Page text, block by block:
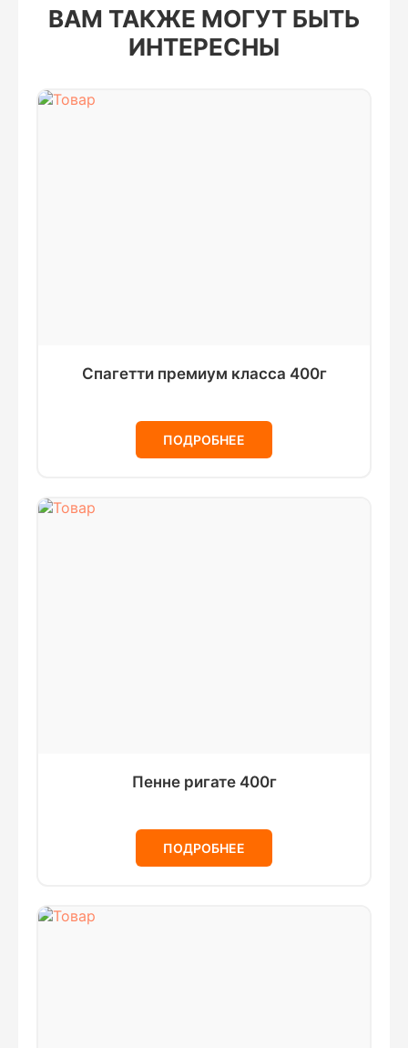
ВАМ ТАКЖЕ МОГУТ БЫТЬ
ИНТЕРЕСНЫ
Спагетти премиум класса 400г
ПОДРОБНЕЕ
Пенне ригате 400г
ПОДРОБНЕЕ